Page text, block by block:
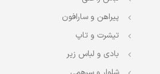
پیراهن و سارافون
تیشرت و تاپ
بادی و لباس زیر